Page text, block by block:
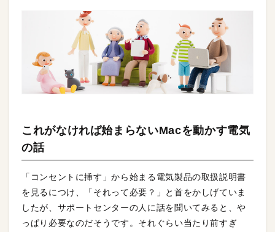
これがなければ始まらないMacを動かす電気
の話
「コンセントに挿す」から始まる電気製品の取扱説明書
を見るにつけ、「それって必要？」と首をかしげていま
したが、サポートセンターの人に話を聞いてみると、や
っぱり必要なのだそうです。それぐらい当たり前すぎ